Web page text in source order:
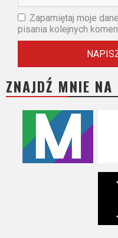
Zapamiętaj moje
pisania kolejnych
ZNAJDŹ MNIE NA